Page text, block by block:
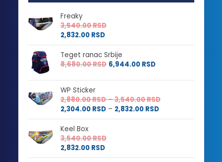
Freaky
3,540.00RSD
2,832.00 RSD
Teget ranac Srbije
8,680.00RSD 6,944.00 RSD
WP Sticker
2,880.00RSD – 3,540.00RSDRaspon
od
2,304.00 RSD – 2,832.00 RSDRaspon
cena:
2,832.00 RSD
Keel Box
3,540.00RSD
2,832.00 RSD